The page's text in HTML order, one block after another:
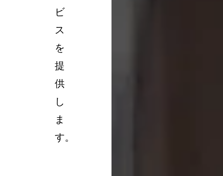
ビ
ス
を
提
供
し
ま
す。